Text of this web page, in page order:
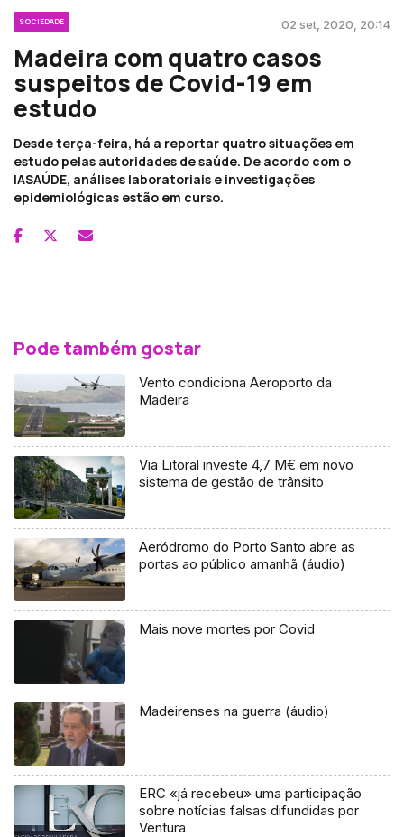
SOCIEDADE 02 set, 2020, 20:14
Madeira com quatro casos
suspeitos de Covid-19 em
estudo
Desde terça-feira, há a reportar quatro situações em
estudo pelas autoridades de saúde. De acordo com o
IASAÚDE, análises laboratoriais e investigações
epidemiológicas estão em curso.
Pode também gostar
Vento condiciona Aeroporto da
Madeira
Via Litoral investe 4,7 M€ em novo
sistema de gestão de trânsito
Aeródromo do Porto Santo abre as
portas ao público amanhã (áudio)
Mais nove mortes por Covid
Madeirenses na guerra (áudio)
ERC «já recebeu» uma participação
sobre notícias falsas difundidas por
Ventura